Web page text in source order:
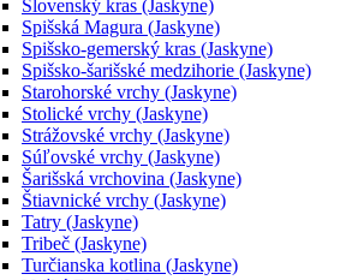
Slovenský kras (Jaskyne)
Spišská Magura (Jaskyne)
Spišsko-gemerský kras (Jaskyne)
Spišsko-šarišské medzihorie (Jaskyne)
Starohorské vrchy (Jaskyne)
Stolické vrchy (Jaskyne)
Strážovské vrchy (Jaskyne)
Súľovské vrchy (Jaskyne)
Šarišská vrchovina (Jaskyne)
Štiavnické vrchy (Jaskyne)
Tatry (Jaskyne)
Tribeč (Jaskyne)
Turčianska kotlina (Jaskyne)